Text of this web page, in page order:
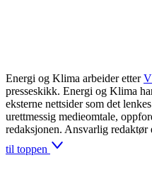
Energi og Klima arbeider etter
presseskikk. Energi og Klima
eksterne nettsider som det
urettmessig medieomtale,
redaksjonen. Ansvarlig redaktør
til toppen